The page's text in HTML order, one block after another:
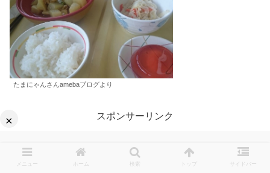
たまにゃんさんamebaブログより
スポンサーリンク
メニュー ホーム 検索 トップ サイドバー
×